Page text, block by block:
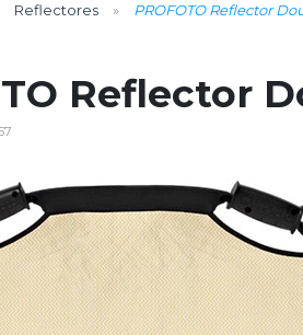
Reflectores PROFOTO Reflector
Reflector